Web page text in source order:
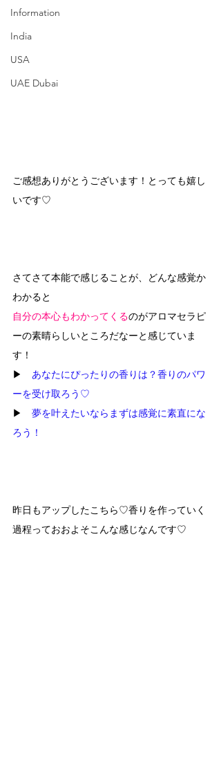
Information
India
USA
UAE Dubai
ご感想ありがとうございます！とっても嬉し
いです♡
さてさて本能で感じることが、どんな感覚か
わかると
自分の本心もわかってくるのがアロマセラピ
ーの素晴らしいところだなーと感じていま
す！
▶ あなたにぴったりの香りは？香りのパワ
ーを受け取ろう♡
▶ 夢を叶えたいならまずは感覚に素直にな
ろう！
昨日もアップしたこちら♡香りを作っていく
過程っておおよそこんな感じなんです♡